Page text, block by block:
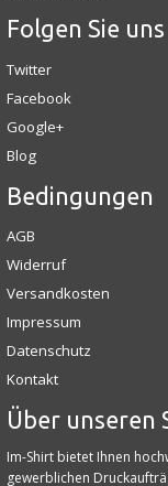
Folgen Sie uns
Twitter
Facebook
Google+
Blog
Bedingungen
AGB
Widerruf
Versandkosten
Impressum
Datenschutz
Kontakt
Über unseren
Im-Shirt bietet Ihnen
gewerblichen